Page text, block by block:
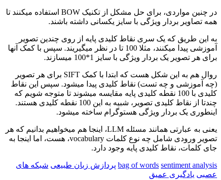
در چنین مواردی، برای حل مشکل از تکنیک BOW استفاده میکنند تا
همه تصاویر بردار ویژگی با سایز یکسانی داشته باشند.
به این طریق که یک سری نقاط کلیدی پایه از روی چندین تصویر
آموزشی پیدا میکنند، مثلا 100 تا در نظر میگیریند. سپس با کمک آنها
برای هر تصویر یک بردار ویژگی با سایز 1*100 میسازند.
روال هم به این شکل هست که ابتدا با کمک SIFT برای هر تصویر
(چه آموزشی و چه تست) نقاط کلیدی پیدا میشود. سپس این نقاط
کلیدی با 100 نقطه کلیدی پایه مقایسه میشوند تا متوجه شویم که
چندتا از نقاط کلیدی تصویر، شبیه به این 100 نقطه کلیدی هستند.
اینطوری یک بردار ویژگی هستوگرام ساخته میشود.
یعنی به عبارتی همانند مسئله LLM، اینجا هم میخواهیم بدانیم که هر
تصویر ورودی شامل چه نوع کلمات vocabulary، هست، اما اینجا به
جای کلمات، نقاط کلیدی پایه وجود دارد.
bag of words sentiment analysis پردازش زبان طبیعی شبکه های
عصبی یادگیری عمیق